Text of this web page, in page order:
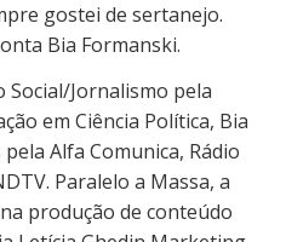
gostei de sertanejo.
Bia Formanski.
Social/Jornalismo pela
em Ciência Política, Bia
Alfa Comunica, Rádio
Paralelo a Massa, a
produção de conteúdo